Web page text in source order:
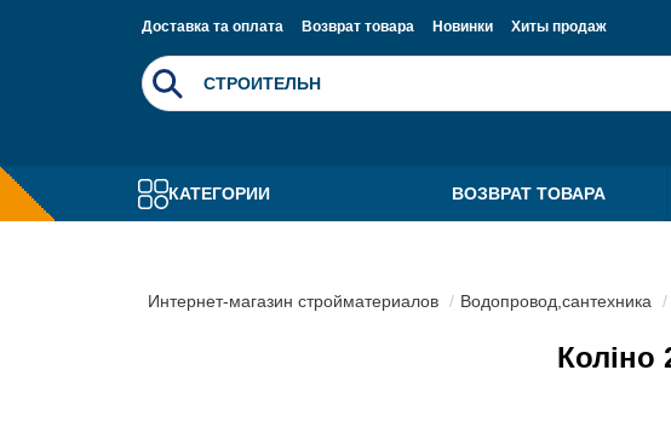
Доставка та оплата Возврат товара Новинки Хиты продаж
КАТЕГОРИИ ВОЗВРАТ ТОВАРА
Интернет-магазин стройматериалов Водопровод,сантехника
Коліно